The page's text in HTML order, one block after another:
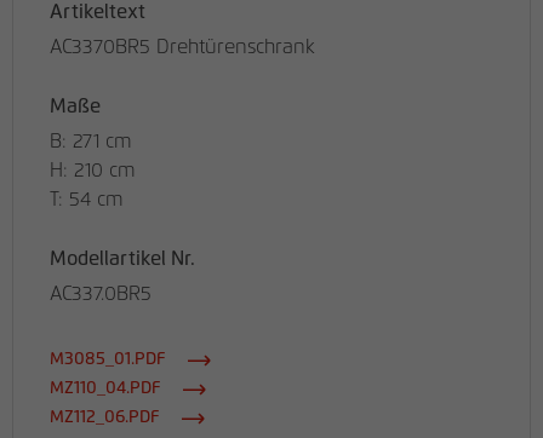
Artikeltext
AC3370BR5 Drehtürenschrank
Maße
B: 271 cm
H: 210 cm
T: 54 cm
Modellartikel Nr.
AC337.0BR5
M3085_01.PDF
MZ110_04.PDF
MZ112_06.PDF